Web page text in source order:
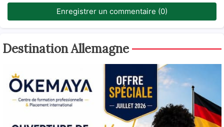
Enregistrer un commentaire (0)
Destination Allemagne